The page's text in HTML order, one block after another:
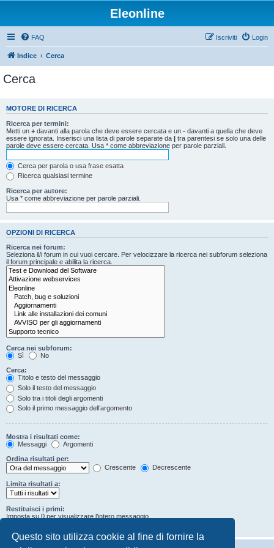
Questo sito utilizza cookie al fine di fornire la
Eleonline
FAQ Login
Iscriviti
Indice Cerca
Cerca
MOTORE DI RICERCA
Ricerca per termini:
Metti un + davanti alla parola che deve essere cercata e un - davanti a quella che deve
essere ignorata. Inserisci una lista di parole separate da | tra parentesi se solo una delle
parole deve essere cercata. Usa * come abbreviazione per parole parziali.
Cerca per parola o usa frase esatta
Ricerca qualsiasi termine
Ricerca per autore:
Usa * come abbreviazione per parole parziali.
OPZIONI DI RICERCA
Ricerca nei forum:
Seleziona il/i forum in cui vuoi cercare. Per velocizzare la ricerca nei subforum seleziona
il forum principale e abilita la ricerca.
Cerca nei subforum:
Sì
No
Cerca:
Titolo e testo del messaggio
Solo il testo del messaggio
Solo tra i titoli degli argomenti
Solo il primo messaggio dell’argomento
Mostra i risultati come:
Messaggi
Argomenti
Ordina risultati per:
Crescente
Decrescente
Limita risultati a:
Restituisci i primi:
Imposta su 0 per visualizzare l’intero messaggio.